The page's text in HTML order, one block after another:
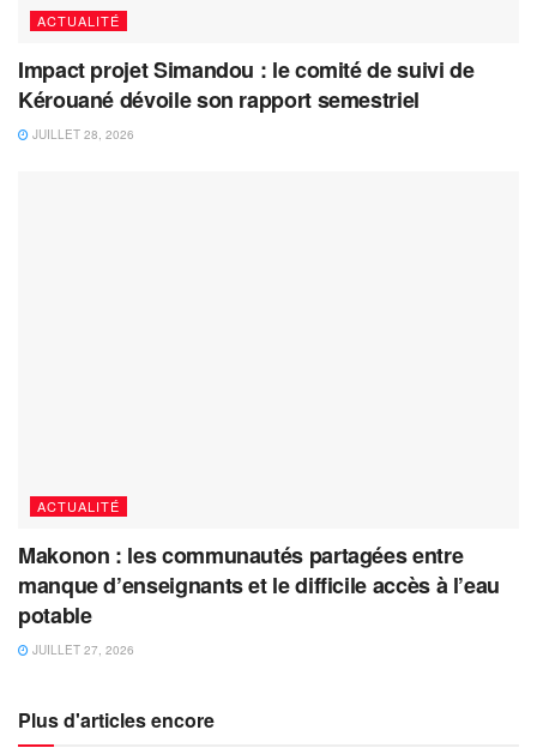
ACTUALITÉ
Impact projet Simandou : le comité de suivi de
Kérouané dévoile son rapport semestriel
JUILLET 28, 2026
ACTUALITÉ
Makonon : les communautés partagées entre
manque d’enseignants et le difficile accès à l’eau
potable
JUILLET 27, 2026
Plus d'articles encore